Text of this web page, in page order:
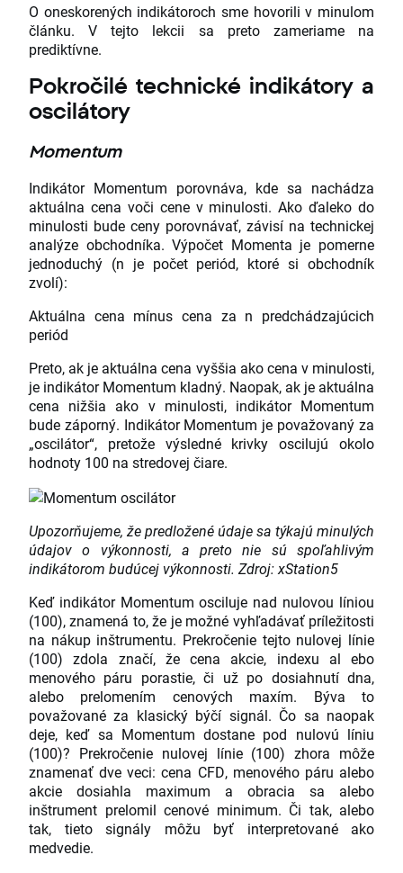
O oneskorených indikátoroch sme hovorili v minulom
článku. V tejto lekcii sa preto zameriame na
prediktívne.
Pokročilé technické indikátory a
oscilátory
Momentum
Indikátor Momentum porovnáva, kde sa nachádza
aktuálna cena voči cene v minulosti. Ako ďaleko do
minulosti bude ceny porovnávať, závisí na technickej
analýze obchodníka. Výpočet Momenta je pomerne
jednoduchý (n je počet periód, ktoré si obchodník
zvolí):
Aktuálna cena mínus cena za n predchádzajúcich
periód
Preto, ak je aktuálna cena vyššia ako cena v minulosti,
je indikátor Momentum kladný. Naopak, ak je aktuálna
cena nižšia ako v minulosti, indikátor Momentum
bude záporný. Indikátor Momentum je považovaný za
„oscilátor“, pretože výsledné krivky oscilujú okolo
hodnoty 100 na stredovej čiare.
Upozorňujeme, že predložené údaje sa týkajú minulých
údajov o výkonnosti, a preto nie sú spoľahlivým
indikátorom budúcej výkonnosti. Zdroj: xStation5
Keď indikátor Momentum osciluje nad nulovou líniou
(100), znamená to, že je možné vyhľadávať príležitosti
na nákup inštrumentu. Prekročenie tejto nulovej línie
(100) zdola značí, že cena akcie, indexu al ebo
menového páru porastie, či už po dosiahnutí dna,
alebo prelomením cenových maxím. Býva to
považované za klasický býčí signál. Čo sa naopak
deje, keď sa Momentum dostane pod nulovú líniu
(100)? Prekročenie nulovej línie (100) zhora môže
znamenať dve veci: cena CFD, menového páru alebo
akcie dosiahla maximum a obracia sa alebo
inštrument prelomil cenové minimum. Či tak, alebo
tak, tieto signály môžu byť interpretované ako
medvedie.